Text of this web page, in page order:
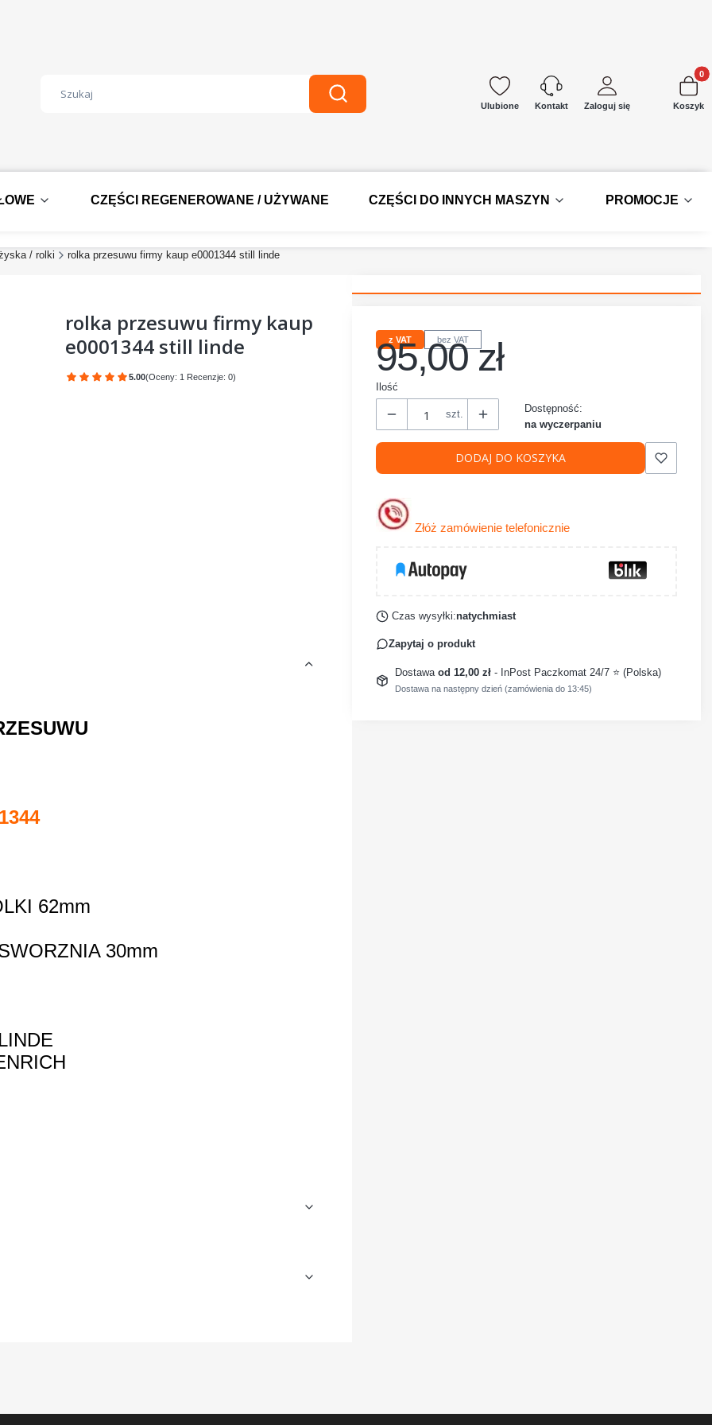
Wyczyść Szukaj Ulubione Kontakt Zaloguj się Koszyk
CZĘŚCI REGENEROWANE / UŻYWANE CZĘŚCI DO INNYCH MASZYN PROMOCJE
/ rolki rolka przesuwu firmy kaup e0001344 still linde
rolka przesuwu firmy kaup
e0001344 still linde
5.00(Oceny: 1 Recenzje: 0)
Przejdź do sekcji Opinie
62mm
30mm
z VAT bez VAT
Cena
95,00 zł
Ilość
szt.
Dostępność:
na wyczerpaniu
DODAJ DO KOSZYKA
Złóż zamówienie telefonicznie
Czas wysyłki:natychmiast
Zapytaj o produkt
Dostawa od 12,00 zł - InPost Paczkomat 24/7 ⭐ (Polska)
Dostawa na następny dzień (zamówienia do 13:45)